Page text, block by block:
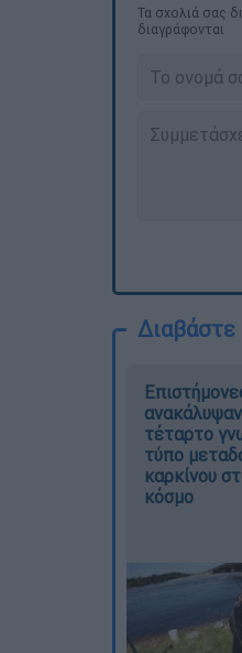
Τα σχολιά σας
διαγράφονται
Διαβάστε
τέταρτο
τύπο
καρκίνου
κόσμο